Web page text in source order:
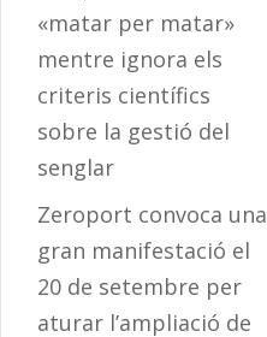
«matar per matar»
mentre ignora els
criteris científics
sobre la gestió del
senglar
Zeroport convoca una
gran manifestació el
20 de setembre per
aturar l’ampliació de